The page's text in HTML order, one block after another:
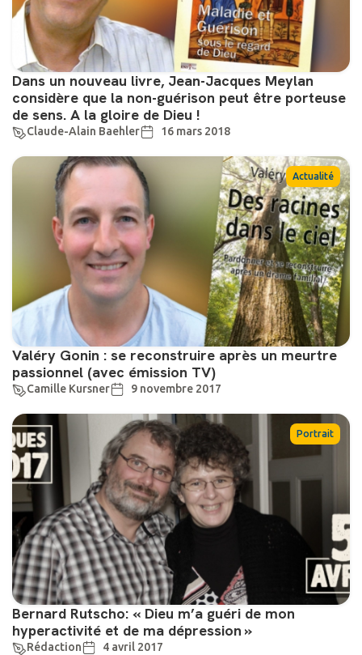
Dans un nouveau livre, Jean-Jacques Meylan
considère que la non-guérison peut être porteuse
de sens. A la gloire de Dieu !
Claude-Alain Baehler 16 mars 2018
Actualité
Valéry Gonin : se reconstruire après un meurtre
passionnel (avec émission TV)
Camille Kursner 9 novembre 2017
Portrait
Bernard Rutscho: « Dieu m’a guéri de mon
hyperactivité et de ma dépression »
Rédaction 4 avril 2017